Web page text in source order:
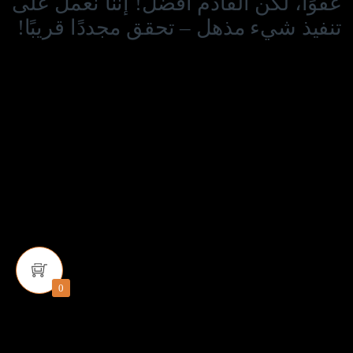
تنفيذ شيء مذهل – تحقق مجددًا قريبًا!
0